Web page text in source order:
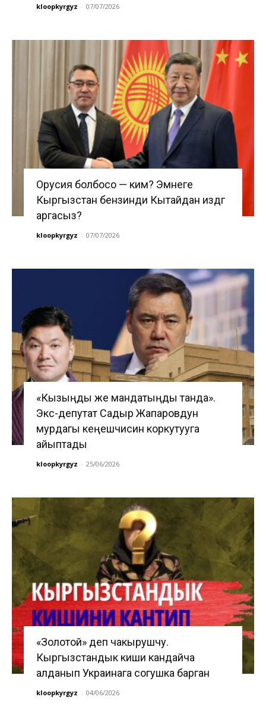
kloopkyrgyz - 07/07/2026
Орусия болбосо — ким? Эмнеге
Кыргызстан бензинди Кытайдан издөөгө
аргасыз?
kloopkyrgyz - 07/07/2026
«Кызыңды же мандатыңды танда».
Экс-депутат Садыр Жапаровдун
мурдагы кеңешчисин коркутууга
айыптады
kloopkyrgyz - 25/06/2026
«Золотой» деп чакырушчу.
Кыргызстандык киши кандайча
алданып Украинага согушка барган
kloopkyrgyz - 04/06/2026